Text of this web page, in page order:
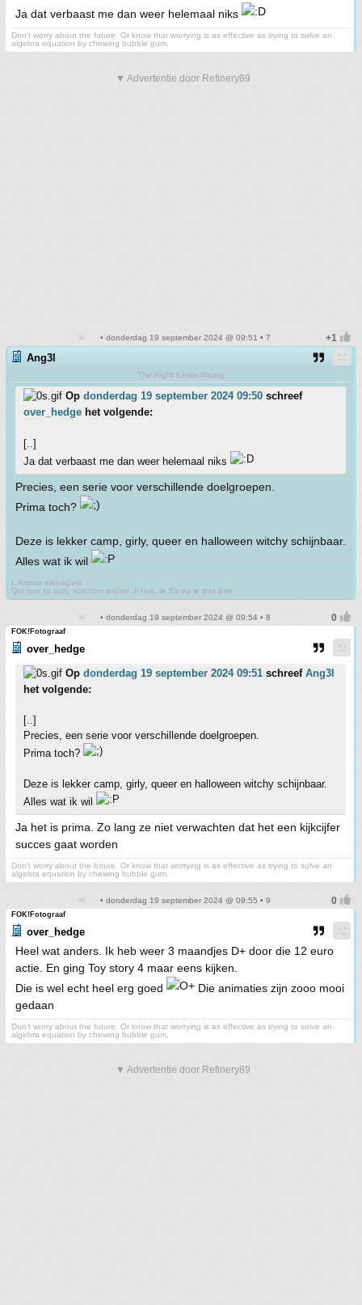
Ja dat verbaast me dan weer helemaal niks
Don't worry about the future. Or know that worrying is as effective as trying to solve an
algebra equation by chewing bubble gum.
▼ Advertentie door Refinery89
• donderdag 19 september 2024 @ 09:51 • 7
Ang3l
The Right Kinda Wrong
Op donderdag 19 september 2024 09:50 schreef
over_hedge het volgende:
[..]
Ja dat verbaast me dan weer helemaal niks
Precies, een serie voor verschillende doelgroepen.
Prima toch?
Deze is lekker camp, girly, queer en halloween witchy schijnbaar.
Alles wat ik wil
L'Amour menaçant:
Qui que tu sois, voici ton maître. Il l'est, le fût ou le doit être.
• donderdag 19 september 2024 @ 09:54 • 8
FOK!Fotograaf
over_hedge
Op donderdag 19 september 2024 09:51 schreef Ang3l
het volgende:
[..]
Precies, een serie voor verschillende doelgroepen.
Prima toch?
Deze is lekker camp, girly, queer en halloween witchy schijnbaar.
Alles wat ik wil
Ja het is prima. Zo lang ze niet verwachten dat het een kijkcijfer
succes gaat worden
Don't worry about the future. Or know that worrying is as effective as trying to solve an
algebra equation by chewing bubble gum.
• donderdag 19 september 2024 @ 09:55 • 9
FOK!Fotograaf
over_hedge
Heel wat anders. Ik heb weer 3 maandjes D+ door die 12 euro
actie. En ging Toy story 4 maar eens kijken.
Die is wel echt heel erg goed
Die animaties zijn zooo mooi
gedaan
Don't worry about the future. Or know that worrying is as effective as trying to solve an
algebra equation by chewing bubble gum.
▼ Advertentie door Refinery89